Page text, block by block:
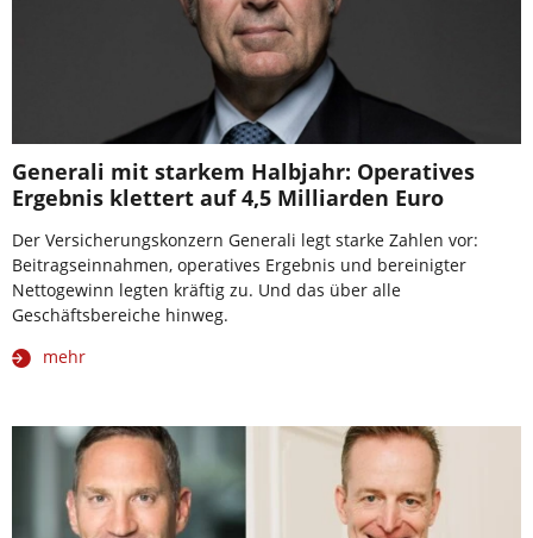
Generali mit starkem Halbjahr: Operatives
Ergebnis klettert auf 4,5 Milliarden Euro
Der Versicherungskonzern Generali legt starke Zahlen vor:
Beitragseinnahmen, operatives Ergebnis und bereinigter
Nettogewinn legten kräftig zu. Und das über alle
Geschäftsbereiche hinweg.
mehr